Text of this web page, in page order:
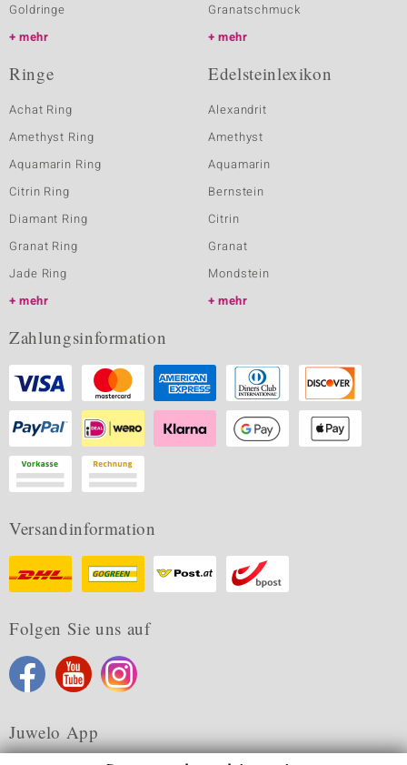
Goldringe
mehr
Granatschmuck
mehr
Ringe
Achat Ring
Amethyst Ring
Aquamarin Ring
Citrin Ring
Diamant Ring
Granat Ring
Jade Ring
mehr
Edelsteinlexikon
Alexandrit
Amethyst
Aquamarin
Bernstein
Citrin
Granat
Mondstein
mehr
Zahlungsinformation
Versandinformation
Folgen Sie uns auf
Juwelo App